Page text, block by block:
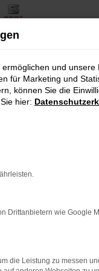
deutlich günstiger in
sich somit auf die
ist? Ganz einfach:
und schon
und unsere
für Marketing und
können Sie die
hier:
Drittanbietern wie Google
die Leistung zu messen